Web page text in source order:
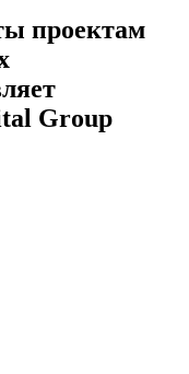
проектам
Group